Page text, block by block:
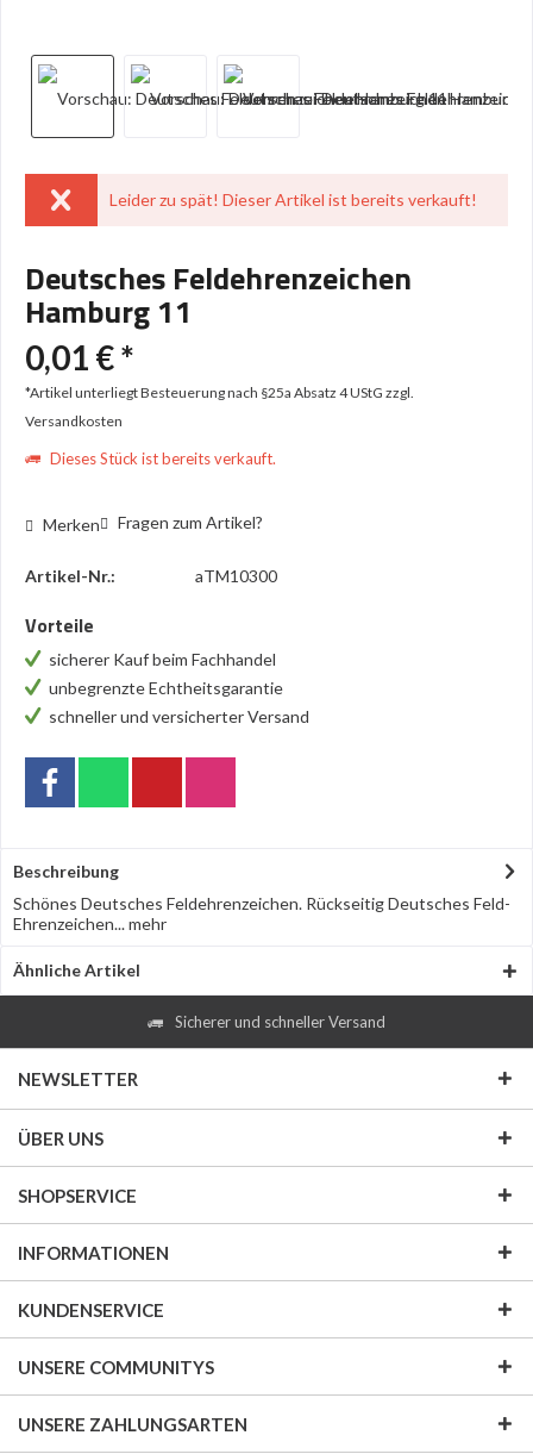
Leider zu spät! Dieser Artikel ist bereits verkauft!
Deutsches Feldehrenzeichen
Hamburg 11
0,01 € *
*Artikel unterliegt Besteuerung nach §25a Absatz 4 UStG zzgl.
Versandkosten
Dieses Stück ist bereits verkauft.
Merken Fragen zum Artikel?
Artikel-Nr.: aTM10300
Vorteile
sicherer Kauf beim Fachhandel
unbegrenzte Echtheitsgarantie
schneller und versicherter Versand
Beschreibung
Schönes Deutsches Feldehrenzeichen. Rückseitig Deutsches Feld-
Ehrenzeichen...mehr
Ähnliche Artikel
Sicherer und schneller Versand
NEWSLETTER
ÜBER UNS
SHOPSERVICE
INFORMATIONEN
KUNDENSERVICE
UNSERE COMMUNITYS
UNSERE ZAHLUNGSARTEN